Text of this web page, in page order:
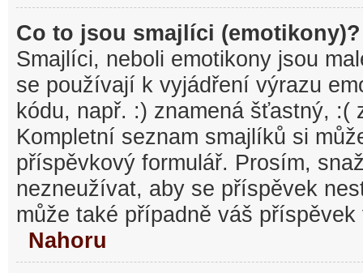
Co to jsou smajlíci (emotikony)?
Smajlíci, neboli emotikony jsou
se používají k vyjádření výrazu
kódu, např. :) znamená šťastný, :(
Kompletní seznam smajlíků si
příspěvkový formulář. Prosím,
nezneužívat, aby se příspěvek
může také případně váš
Nahoru